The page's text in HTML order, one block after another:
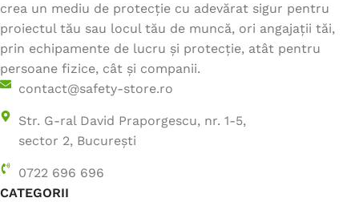
crea un mediu de protecție cu adevărat sigur pentru
proiectul tău sau locul tău de muncă, ori angajații tăi,
prin echipamente de lucru și protecție, atât pentru
persoane fizice, cât și companii.
contact@safety-store.ro
Str. G-ral David Praporgescu, nr. 1-5,
sector 2, București
0722 696 696
CATEGORII